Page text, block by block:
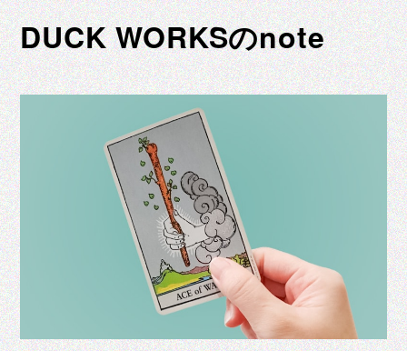
DUCK WORKSのnote